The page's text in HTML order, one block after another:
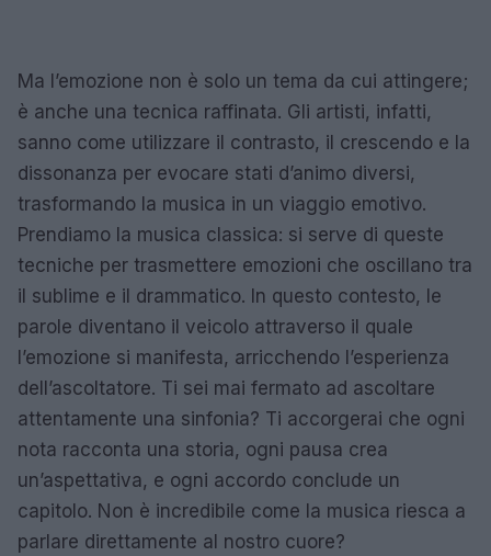
Ma l’emozione non è solo un tema da cui attingere;
è anche una tecnica raffinata. Gli artisti, infatti,
sanno come utilizzare il contrasto, il crescendo e la
dissonanza per evocare stati d’animo diversi,
trasformando la musica in un viaggio emotivo.
Prendiamo la musica classica: si serve di queste
tecniche per trasmettere emozioni che oscillano tra
il sublime e il drammatico. In questo contesto, le
parole diventano il veicolo attraverso il quale
l’emozione si manifesta, arricchendo l’esperienza
dell’ascoltatore. Ti sei mai fermato ad ascoltare
attentamente una sinfonia? Ti accorgerai che ogni
nota racconta una storia, ogni pausa crea
un’aspettativa, e ogni accordo conclude un
capitolo. Non è incredibile come la musica riesca a
parlare direttamente al nostro cuore?